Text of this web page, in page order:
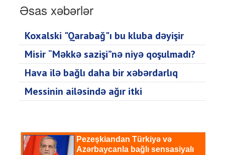
Əsas xəbərlər
Koxalski "Qarabağ"ı bu kluba dəyişir
Misir “Məkkə sazişi”nə niyə qoşulmadı?
Hava ilə bağlı daha bir xəbərdarlıq
Messinin ailəsində ağır itki